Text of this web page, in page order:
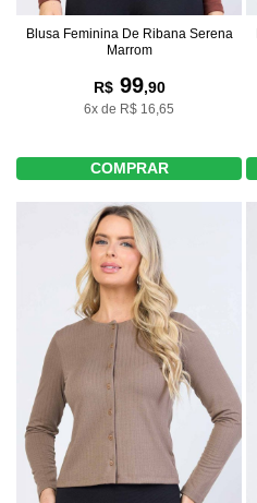
Blusa Feminina De Ribana Serena
Marrom
R$99,90
6x de R$ 16,65
COMPRAR